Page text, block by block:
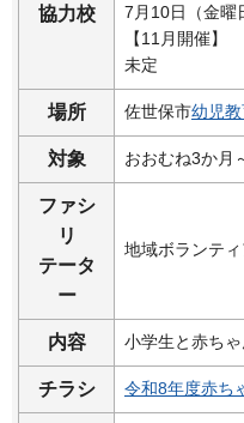
協力校
7月10日（金
【11月開催】
未定
場所 佐世保市幼児
対象 おおむね3か月
ファシ
リ
テータ
ー
地域ボランテ
内容 小学生と赤ち
チラシ 令和8年度赤ち